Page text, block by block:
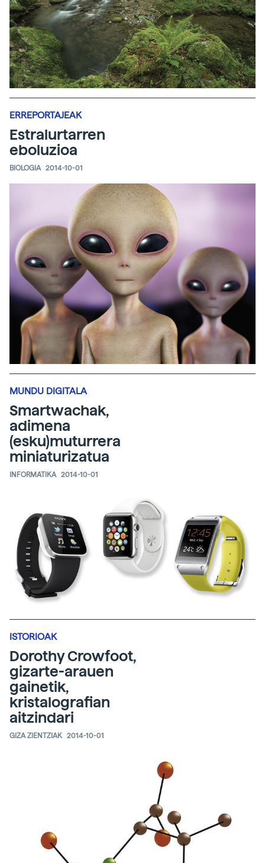
ERREPORTAJEAK
Estralurtarren
eboluzioa
BIOLOGIA 2014-10-01
MUNDU DIGITALA
Smartwachak,
adimena
(esku)muturrera
miniaturizatua
INFORMATIKA 2014-10-01
ISTORIOAK
Dorothy Crowfoot,
gizarte-arauen
gainetik,
kristalografian
aitzindari
GIZA ZIENTZIAK 2014-10-01